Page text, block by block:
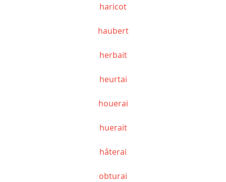
haricot
haubert
herbait
heurtai
houerai
huerait
hâterai
obturai